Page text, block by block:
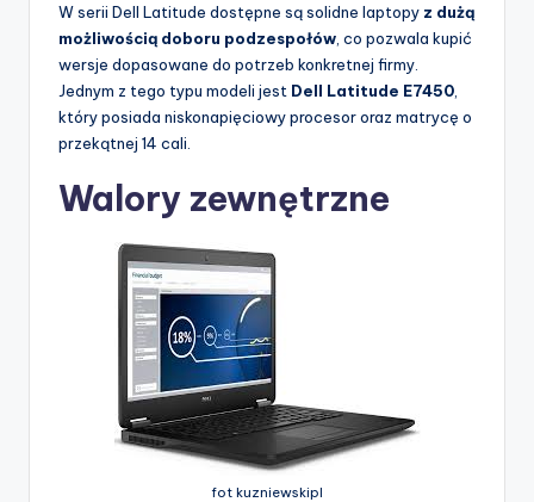
W serii Dell Latitude dostępne są solidne laptopy z dużą
możliwością doboru podzespołów , co pozwala kupić
wersje dopasowane do potrzeb konkretnej firmy.
Jednym z tego typu modeli jest Dell Latitude E7450
który posiada niskonapięciowy procesor oraz matrycę o
przekątnej 14 cali.
Walory zewnętrzne
fot kuzniewskipl